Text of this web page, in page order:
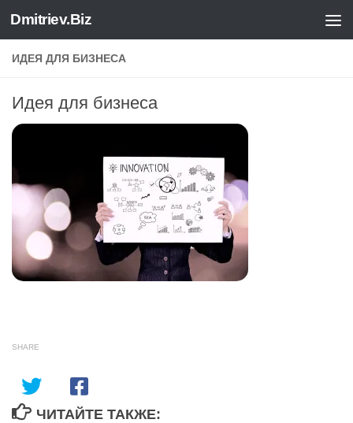
Skip to content
Dmitriev.Biz
ИДЕЯ ДЛЯ БИЗНЕСА
Идея для бизнеса
SHARE
ЧИТАЙТЕ ТАКЖЕ: